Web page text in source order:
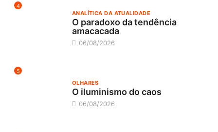
4
ANALÍTICA DA ATUALIDADE
O paradoxo da tendência
amacacada
06/08/2026
5
OLHARES
O iluminismo do caos
06/08/2026